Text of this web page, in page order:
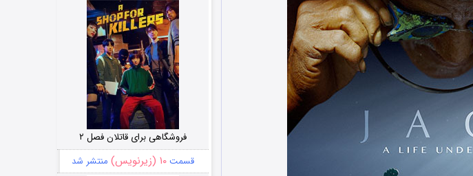
فروشگاهی برای قاتلان فصل ۲
قسمت۱۰ (زیرنویس) منتشر شد